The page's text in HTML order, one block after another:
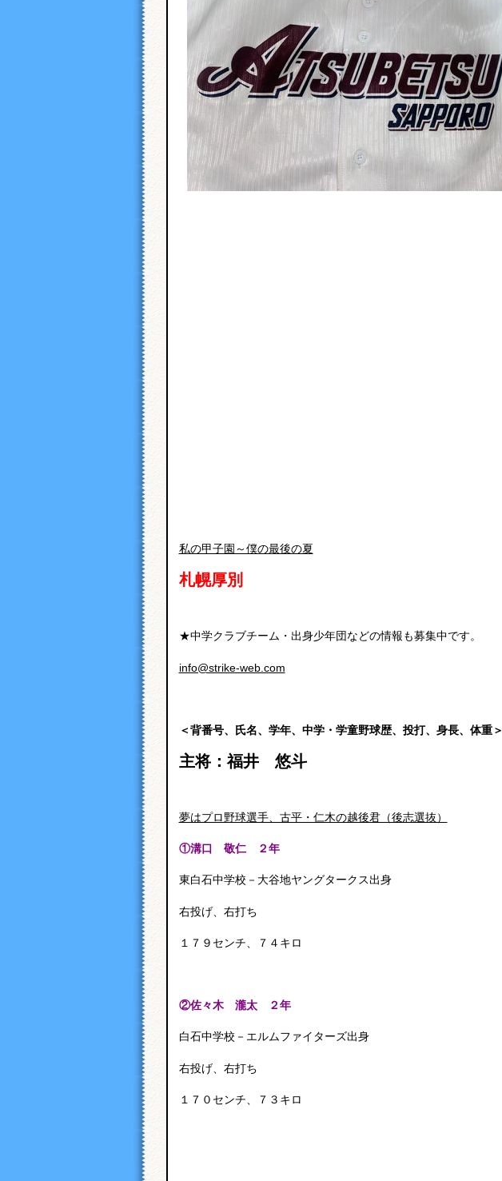
私の甲子園～僕の最後の夏
札幌厚別
★中学クラブチーム・出身少年団などの情報も募集中です。
info@strike-web.com
＜背番号、氏名、学年、中学・学童野球歴、投打、身長、体重＞
主将：福井 悠斗
夢はプロ野球選手、古平・仁木の越後君（後志選抜）
①溝口 敬仁 ２年
東白石中学校－大谷地ヤングタークス出身
右投げ、右打ち
１７９センチ、７４キロ
②佐々木 瀧太 ２年
白石中学校－エルムファイターズ出身
右投げ、右打ち
１７０センチ、７３キロ